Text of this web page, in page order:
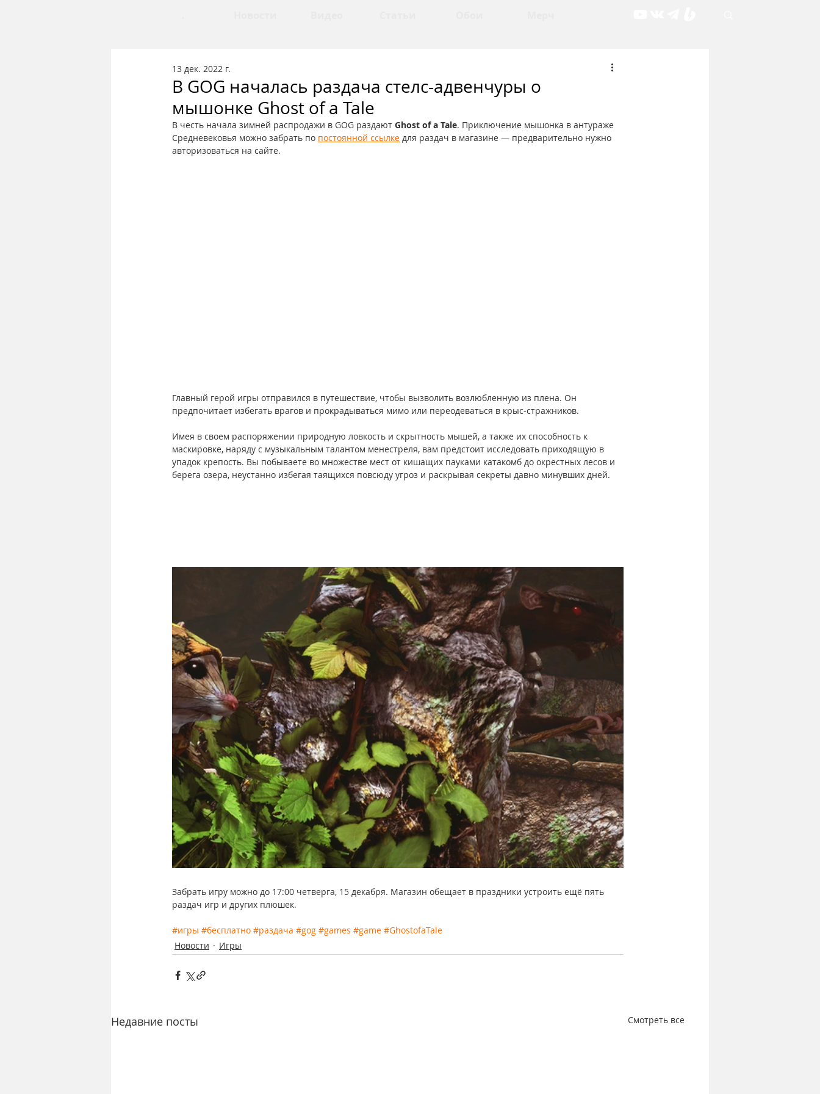
В GOG началась раздача стелс-адвенчуры о
мышонке Ghost of a Tale
13 дек. 2022 г.
В честь начала зимней распродажи в GOG раздают Ghost of a Tale. Приключение мышонка в антураже
Средневековья можно забрать по постоянной ссылке для раздач в магазине — предварительно нужно
авторизоваться на сайте.
Главный герой игры отправился в путешествие, чтобы вызволить возлюбленную из плена. Он
предпочитает избегать врагов и прокрадываться мимо или переодеваться в крыс-стражников.
Имея в своем распоряжении природную ловкость и скрытность мышей, а также их способность к
маскировке, наряду с музыкальным талантом менестреля, вам предстоит исследовать приходящую в
упадок крепость. Вы побываете во множестве мест от кишащих пауками катакомб до окрестных лесов и
берега озера, неустанно избегая таящихся повсюду угроз и раскрывая секреты давно минувших дней.
Забрать игру можно до 17:00 четверга, 15 декабря. Магазин обещает в праздники устроить ещё пять
раздач игр и других плюшек.
#игры #бесплатно #раздача #gog #games #game #GhostofaTale
Новости
Игры
Недавние посты Смотреть все